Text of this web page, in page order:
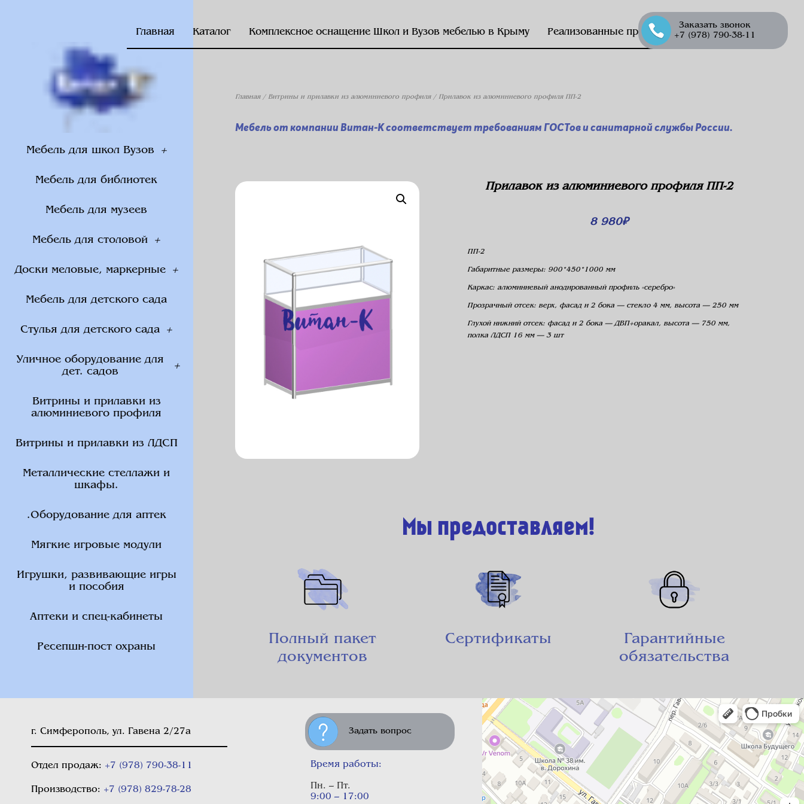
Главная Каталог Комплексное оснащение Школ и Вузов мебелью в Крыму Реализованные проекты
Заказать звонок
+7 (978) 790-38-11
Мебель для школ Вузов
Мебель для библиотек
Мебель для музеев
Мебель для столовой
Доски меловые, маркерные
Мебель для детского сада
Стулья для детского сада
Уличное оборудование для
дет. садов
Витрины и прилавки из
алюминиевого профиля
Витрины и прилавки из ЛДСП
Металлические стеллажи и
шкафы.
.Оборудование для аптек
Мягкие игровые модули
Игрушки, развивающие игры
и пособия
Аптеки и спец-кабинеты
Ресепшн-пост охраны
Главная/ Витрины и прилавки из алюминиевого профиля/ Прилавок из алюминиевого профиля ПП-2
Мебель от компании Витан-К соответствует требованиям ГОСТов и санитарной службы России.
Прилавок из алюминиевого профиля ПП-2
8 980₽
ПП-2
Габаритные размеры: 900*450*1000 мм
Каркас: алюминиевый анодированный профиль «серебро»
Прозрачный отсек: верх, фасад и 2 бока — стекло 4 мм, высота — 250 мм
Глухой нижний отсек: фасад и 2 бока — ДВП+оракал, высота — 750 мм,
полка ЛДСП 16 мм — 3 шт
Мы предоставляем!
Полный пакет
документов
Сертификаты
Гарантийные
обязательства
г. Симферополь, ул. Гавена 2/27а
Отдел продаж: +7 (978) 790-38-11
Производство: +7 (978) 829-78-28
Задать вопрос
Время работы:
Пн. – Пт.
9:00 – 17:00